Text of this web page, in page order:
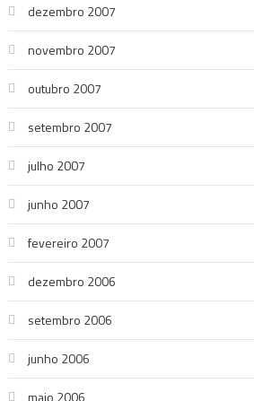
dezembro 2007
novembro 2007
outubro 2007
setembro 2007
julho 2007
junho 2007
fevereiro 2007
dezembro 2006
setembro 2006
junho 2006
maio 2006